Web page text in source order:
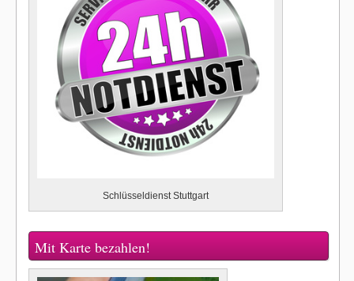
Schlüsseldienst Stuttgart
Mit Karte bezahlen!